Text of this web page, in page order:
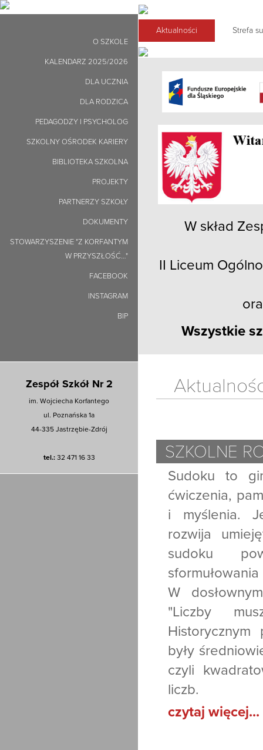
O SZKOLE
KALENDARZ 2025/2026
DLA UCZNIA
DLA RODZICA
PEDAGODZY I PSYCHOLOG
SZKOLNY OŚRODEK KARIERY
BIBLIOTEKA SZKOLNA
PROJEKTY
PARTNERZY SZKOŁY
DOKUMENTY
STOWARZYSZENIE "Z KORFANTYM
W PRZYSZŁOŚĆ…"
FACEBOOK
INSTAGRAM
BIP
Zespół Szkół Nr 2
im. Wojciecha Korfantego
ul. Poznańska 1a
44-335 Jastrzębie-Zdrój
tel.:32 471 16 33
Aktualności Strefa
W skład
II Liceum
Wszystkie
SZKOLNE
Sudoku to
ćwiczenia,
i myślenia.
rozwija
sudoku
W
"Liczby
były
czyli
liczb.
czytaj więcej...